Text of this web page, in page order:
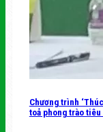
Chương trình
toả phong trào